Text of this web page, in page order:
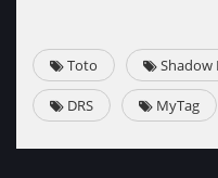
Toto Shadow
DRS MyTag